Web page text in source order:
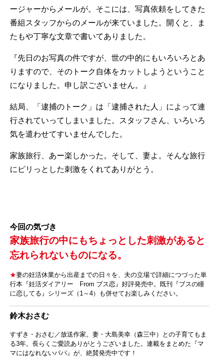
ージャーからメールが。そこには、写真依頼をしてきた
番組スタッフからのメールが来ていました。開くと、ま
たもや丁寧な文章で書いてありました。
『先日のお写真の件ですが、世の中的にもいろいろとあ
りますので、そのトーク自体をカットしようということ
になりました。申し訳ございません。』
結局、「逮捕のトーク」は「逮捕された人」によって連
行されていってしまいました。スタッフさん、いろいろ
気を遣わせてすいませんでした。
家族旅行、あー楽しかった。そして、妻よ。そんな旅行
にピリっとした刺激をくれてありがとう。
今回の気づき
家族旅行の中にもちょっとした刺激があると
忘れられないものになる。
★妻の妊活休業から出産までの日々を、夫の立場で詳細につづった単
行本『妊活ダイアリー From ブス恋』好評発売中。既刊『ブスの瞳
に恋してる』シリーズ（1～4）も併せてお楽しみください。
鈴木おさむ
すずき・おさむ／放送作家。妻・大島美幸（森三中）との子育てもま
る3年。長らくご愛読ありがとうございました。連載をまとめた『マ
マにはなれないパパ』が、絶賛発売中です！